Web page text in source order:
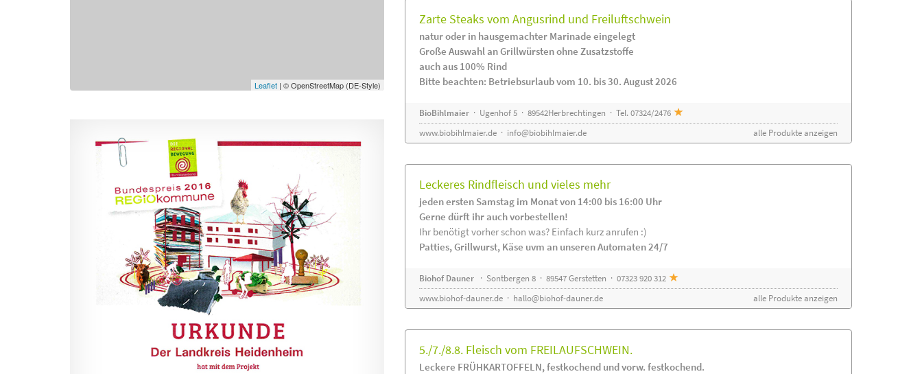
Leaflet| © OpenStreetMap (DE-Style)
Zarte Steaks vom Angusrind und Freiluftschwein
natur oder in hausgemachter Marinade eingelegt
Große Auswahl an Grillwürsten ohne Zusatzstoffe
auch aus 100% Rind
Bitte beachten: Betriebsurlaub vom 10. bis 30. August 2026
BioBihlmaier· Ugenhof 5 · 89542Herbrechtingen · Tel. 07324/2476
www.biobihlmaier.de· info@biobihlmaier.de alle Produkte anzeigen
Leckeres Rindfleisch und vieles mehr
jeden ersten Samstag im Monat von 14:00 bis 16:00 Uhr
Gerne dürft ihr auch vorbestellen!
Ihr benötigt vorher schon was? Einfach kurz anrufen :)
Patties, Grillwurst, Käse uvm an unseren Automaten 24/7
Biohof Dauner · Sontbergen 8 · 89547 Gerstetten · 07323 920 312
www.biohof-dauner.de· hallo@biohof-dauner.de alle Produkte anzeigen
5./7./8.8. Fleisch vom FREILAUFSCHWEIN.
Leckere FRÜHKARTOFFELN, festkochend und vorw. festkochend.